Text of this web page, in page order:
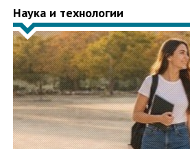
Наука и технологии